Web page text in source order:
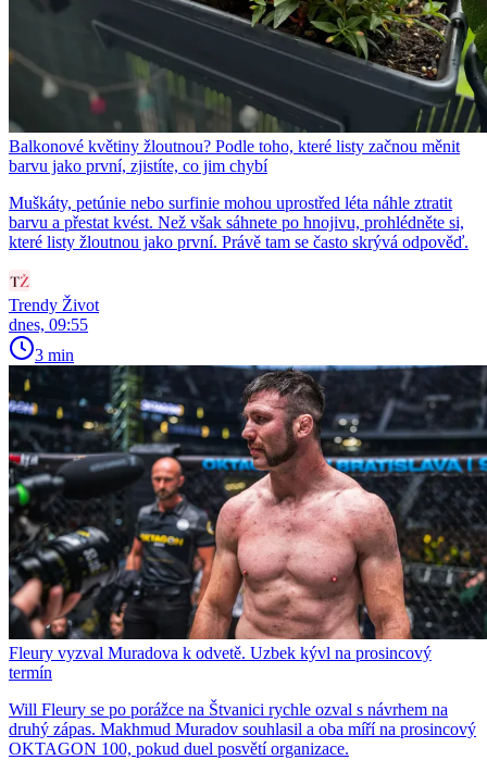
Balkonové květiny žloutnou? Podle toho, které listy začnou měnit
barvu jako první, zjistíte, co jim chybí
Muškáty, petúnie nebo surfinie mohou uprostřed léta náhle ztratit
barvu a přestat kvést. Než však sáhnete po hnojivu, prohlédněte si,
které listy žloutnou jako první. Právě tam se často skrývá odpověď.
Trendy Život
dnes, 09:55
3 min
Fleury vyzval Muradova k odvetě. Uzbek kývl na prosincový
termín
Will Fleury se po porážce na Štvanici rychle ozval s návrhem na
druhý zápas. Makhmud Muradov souhlasil a oba míří na prosincový
OKTAGON 100, pokud duel posvětí organizace.